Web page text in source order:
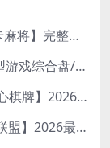
P598【创胜系列崇州地方玩法断勾卡麻将】完整服务器组件+双端APP+授权机+通用视频教程
D017【星链娱乐】全网独家首推大型游戏综合盘/体育/PG/电竟/电玩大型综合体
P597【运营级别二开五游大联盟/开心棋牌】2026最新整理完整服务器组件+双端APP+完美AI机器人+超详细视频教程
P596【汇友系列H5游戏欢乐至尊大联盟】2026最新整理Linux系统最新组件+搭建教程